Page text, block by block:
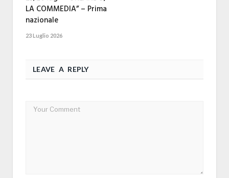
LA COMMEDIA” – Prima
nazionale
23 Luglio 2026
LEAVE A REPLY